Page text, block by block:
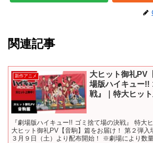
関連記事
新作アニメ
大ヒット御礼PV
場版ハイキュー!!
戦』｜特大ヒット
『劇場版ハイキュー!! ゴミ捨て場の決戦』 特大
大ヒット御礼PV【音駒】篇をお届け！ 第２弾入
３月９日（土）より配布開始！ ※劇場により数